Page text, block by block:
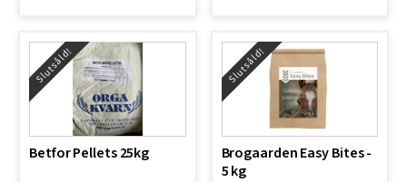
Slutsåld!
Betfor Pellets 25kg
Slutsåld!
Brogaarden Easy Bites -
5 kg